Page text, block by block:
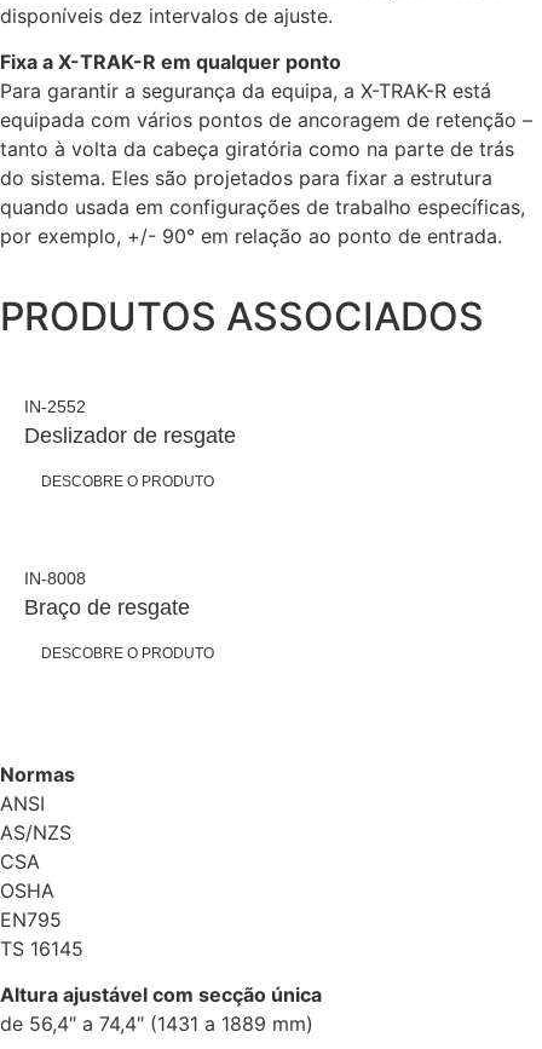
disponíveis dez intervalos de ajuste.
Fixa a X-TRAK-R em qualquer ponto
Para garantir a segurança da equipa, a X-TRAK-R está
equipada com vários pontos de ancoragem de retenção –
tanto à volta da cabeça giratória como na parte de trás
do sistema. Eles são projetados para fixar a estrutura
quando usada em configurações de trabalho específicas,
por exemplo, +/- 90° em relação ao ponto de entrada.
PRODUTOS ASSOCIADOS
IN-2552
Deslizador de resgate
DESCOBRE O PRODUTO
IN-8008
Braço de resgate
DESCOBRE O PRODUTO
Normas
ANSI
AS/NZS
CSA
OSHA
EN795
TS 16145
Altura ajustável com secção única
de 56,4″ a 74,4″ (1431 a 1889 mm)